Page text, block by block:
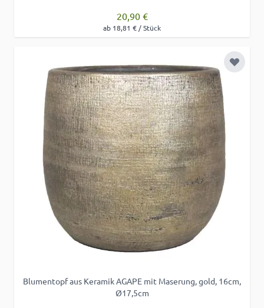
20,90 €
ab 18,81 € / Stück
Zur
Blumentopf aus Keramik AGAPE mit Maserung, gold, 16cm,
Ø17,5cm